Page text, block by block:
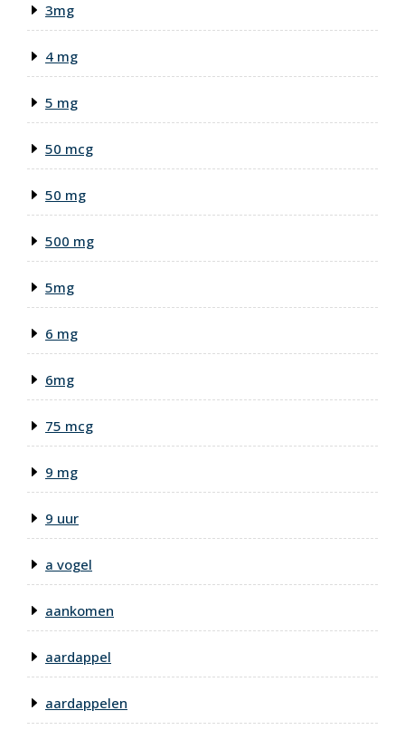
3mg
4 mg
5 mg
50 mcg
50 mg
500 mg
5mg
6 mg
6mg
75 mcg
9 mg
9 uur
a vogel
aankomen
aardappel
aardappelen